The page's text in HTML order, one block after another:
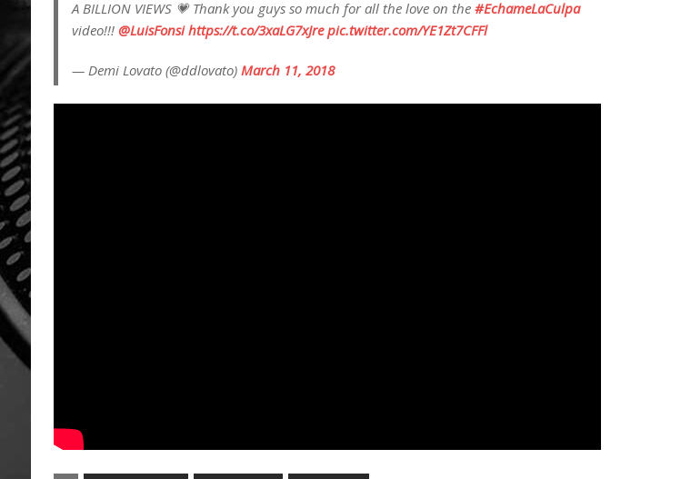
A BILLION VIEWS 💗 Thank you guys so much for all the love on the #EchameLaCulpa
video!!! @LuisFonsi https://t.co/3xaLG7xJre pic.twitter.com/YE1Zt7CFFl
— Demi Lovato (@ddlovato) March 11, 2018